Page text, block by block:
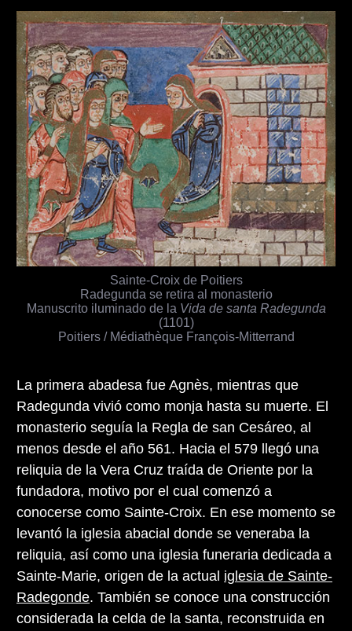
Sainte-Croix de Poitiers
Radegunda se retira al monasterio
Manuscrito iluminado de la Vida de santa Radegunda
(1101)
Poitiers / Médiathèque François-Mitterrand
La primera abadesa fue Agnès, mientras que
Radegunda vivió como monja hasta su muerte. El
monasterio seguía la Regla de san Cesáreo, al
menos desde el año 561. Hacia el 579 llegó una
reliquia de la Vera Cruz traída de Oriente por la
fundadora, motivo por el cual comenzó a
conocerse como Sainte-Croix. En ese momento se
levantó la iglesia abacial donde se veneraba la
reliquia, así como una iglesia funeraria dedicada a
Sainte-Marie, origen de la actual iglesia de Sainte-
Radegonde. También se conoce una construcción
considerada la celda de la santa, reconstruida en